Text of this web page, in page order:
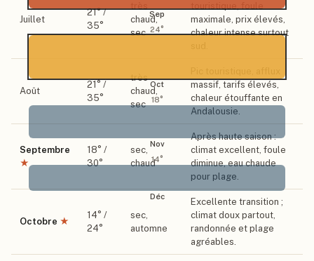
Sep
24°
Oct
18°
Nov
14°
Déc
Juillet
21° /
35°
très
chaud,
sec
touristique, foule
maximale, prix élevés,
chaleur intense surtout
Août
21 ° /
35°
très
chaud,
sec
massif, tarifs élevés,
chaleur étouffante en
Andalousie.
Septembre
★
18° /
30°
sec,
chaud
Après haute saison :
climat excellent, foule
diminue, eau chaude
pour plage.
Octobre ★
14° /
24°
sec,
automne
Excellente transition ;
climat doux partout,
randonnée et plage
agréables.